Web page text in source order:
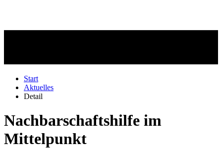
Start
Aktuelles
Detail
Nachbarschaftshilfe im
Mittelpunkt